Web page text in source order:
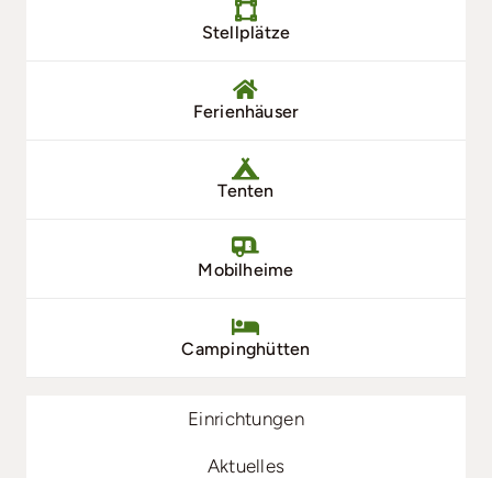
Stellplätze
Ferienhäuser
Tenten
Mobilheime
Campinghütten
Einrichtungen
Aktuelles